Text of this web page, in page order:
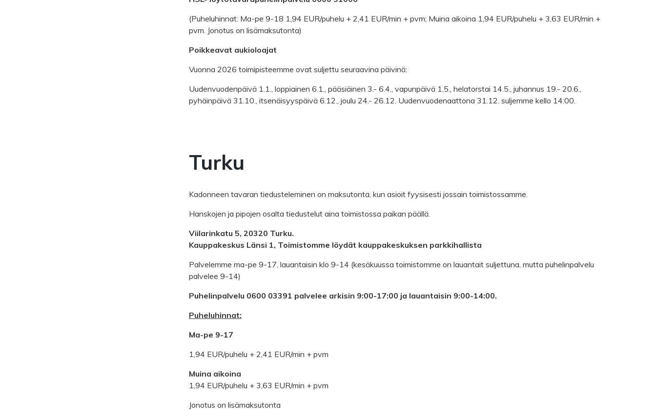
(Puheluhinnat: Ma-pe 9-18 1,94 EUR/puhelu + 2,41 EUR/min + pvm; Muina aikoina 1,94 EUR/puhelu + 3,63 EUR/min +
pvm. Jonotus on lisämaksutonta)
Poikkeavat aukioloajat
Vuonna 2026 toimipisteemme ovat suljettu seuraavina päivinä:
Uudenvuodenpäivä 1.1., loppiainen 6.1., pääsiäinen 3.- 6.4., vapunpäivä 1.5., helatorstai 14.5., juhannus 19.- 20.6.,
pyhäinpäivä 31.10., itsenäisyyspäivä 6.12., joulu 24.- 26.12. Uudenvuodenaattona 31.12. suljemme kello 14:00.
Turku
Kadonneen tavaran tiedusteleminen on maksutonta, kun asioit fyysisesti jossain toimistossamme.
Hanskojen ja pipojen osalta tiedustelut aina toimistossa paikan päällä.
Viilarinkatu 5, 20320 Turku.
Kauppakeskus Länsi 1, Toimistomme löydät kauppakeskuksen parkkihallista
Palvelemme ma-pe 9-17, lauantaisin klo 9-14 (kesäkuussa toimistomme on lauantait suljettuna, mutta puhelinpalvelu
palvelee 9-14)
Puhelinpalvelu 0600 03391 palvelee arkisin 9:00-17:00 ja lauantaisin 9:00-14:00.
Puheluhinnat:
Ma-pe 9-17
1,94 EUR/puhelu + 2,41 EUR/min + pvm
Muina aikoina
1,94 EUR/puhelu + 3,63 EUR/min + pvm
Jonotus on lisämaksutonta